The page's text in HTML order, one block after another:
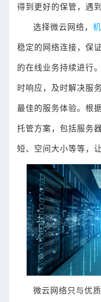
得到更好的保管，遇
选择微云网络，
稳定的网络连接，保
的在线业务持续进行
时响应，及时解决服
最佳的服务体验。根
托管方案，包括服务
短、空间大小等等，
微云网络只与优